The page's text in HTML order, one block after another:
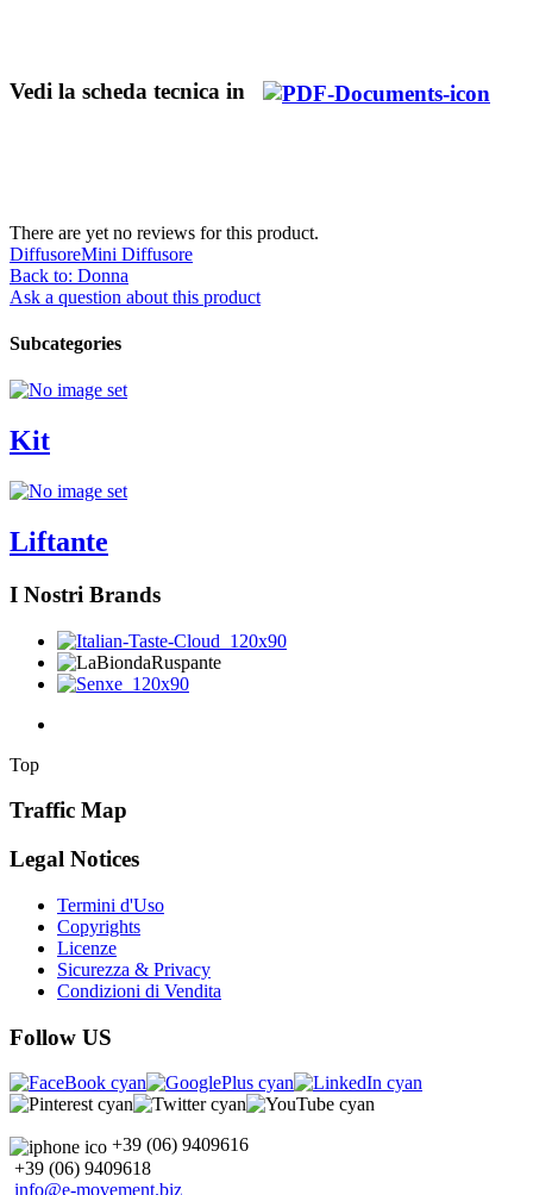
Vedi la scheda tecnica in
There are yet no reviews for this product.
DiffusoreMini Diffusore
Back to: Donna
Ask a question about this product
Subcategories
Kit
Liftante
I Nostri Brands
Top
Traffic Map
Legal Notices
Termini d'Uso
Copyrights
Licenze
Sicurezza & Privacy
Condizioni di Vendita
Follow US
+39 (06) 9409616
+39 (06) 9409618
info@e-movement.biz